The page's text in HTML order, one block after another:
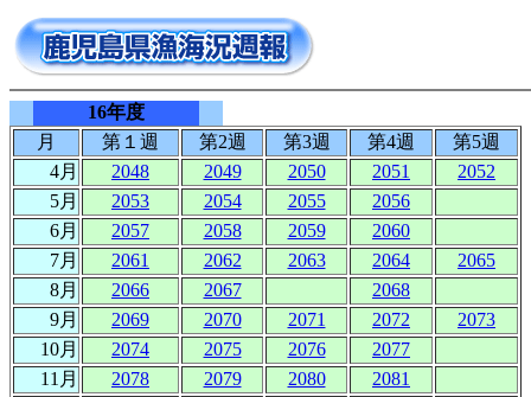
16年度
月
第１週 第2週 第3週 第4週
第5週
4月
2048 2049 2050 2051
2052
5月
2053 2054 2055
2056
6月
2057 2058 2059
2060
7月
2061 2062 2063 2064
2065
8月
2066 2067
2068
9月
2069 2070 2071 2072
2073
10月
2074 2075 2076
2077
11月
2078 2079 2080
2081